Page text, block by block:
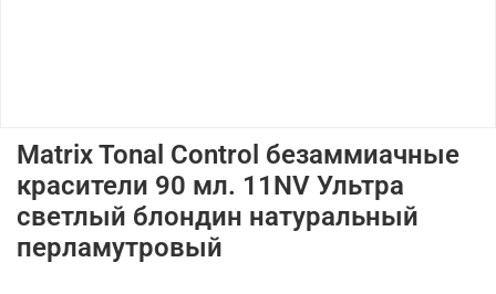
Matrix Tonal Control безаммиачные
красители 90 мл. 11NV Ультра
светлый блондин натуральный
перламутровый